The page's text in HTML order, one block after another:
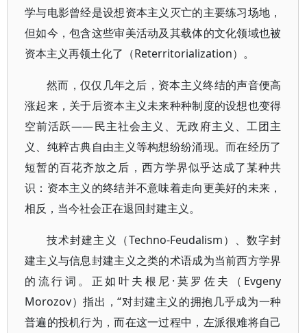
学与电影曾经是设想资本主义灭亡的主要练习场地，
但如今，包含这些审美活动及其载体的文化领域也被
资本主义再领土化了（Reterritorialization）。
然而，仅仅几年之后，资本主义终结的声音便高
涨起来，关于后资本主义未来种种制度的设想也变得
空前活跃——民主社会主义、无政府主义、工团主
义、纯粹古典自由主义等构想纷纷涌现。而在经历了
短暂的百花齐放之后，西方学界似乎达成了某种共
识：资本主义的终结并不意味着走向更美好的未来，
相反，当今社会正在退回封建主义。
技术封建主义（Techno-Feudalism）、数字封
建主义与信息封建主义之类的术语成为当前西方学界
的流行词。正如叶夫根尼·莫罗佐夫（Evgeny
Morozov）指出，“对封建主义的拥抱几乎成为一种
普遍的投机行为，而在这一过程中，左派很难将自己